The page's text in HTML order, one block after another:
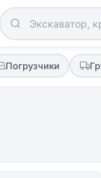
Погрузчики